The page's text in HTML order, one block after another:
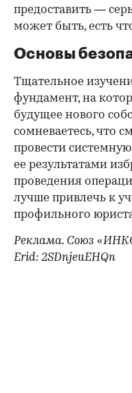
предоставить —
может быть, есть
Основы
Тщательное
фундамент, на
будущее нового
сомневаетесь, что
провести
ее результатами
проведения
лучше привлечь к
профильного
Реклама. Союз
Erid: 2SDnjeuEHQn